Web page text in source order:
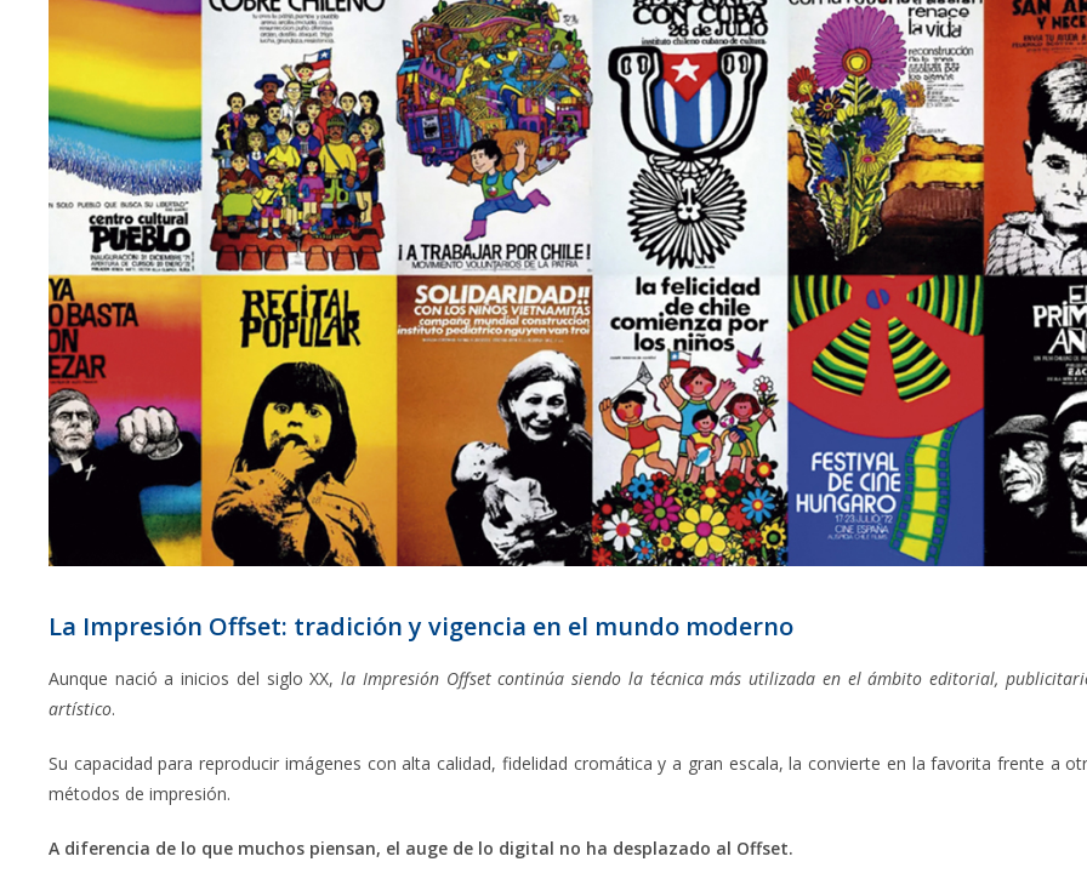
La Impresión Offset: tradición y vigencia en el mundo moderno
Aunque nació a inicios del siglo XX,la Impresión Offset continúa siendo la técnica más utilizada en el ámbito editorial,
artístico.
Su capacidad para reproducir imágenes con alta calidad, fidelidad cromática y a gran escala, la convierte en la favorita frente a
métodos de impresión.
A diferencia de lo que muchos piensan, el auge de lo digital no ha desplazado al Offset.